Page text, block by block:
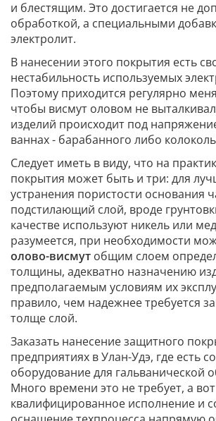
и блестящим. Это достигается не
обработкой, а специальными
электролит.
В нанесении этого покрытия есть
нестабильность используемых
Поэтому приходится регулярно
чтобы висмут оловом не
изделий происходит под
ваннах - барабанного либо
Следует иметь в виду, что на
покрытия может быть и три: для
устранения пористости основания
подстилающий слой, вроде
качестве используют никель или
разумеется, при необходимости
олово-висмут общим слоем
толщины, адекватно назначению
предполагаемым условиям их
правило, чем надежнее требуется
толще слой.
Заказать нанесение защитного
предприятиях в Улан-Удэ, где есть
оборудование для гальванической
Много времени это не требует, а вот
квалифицированное исполнение и